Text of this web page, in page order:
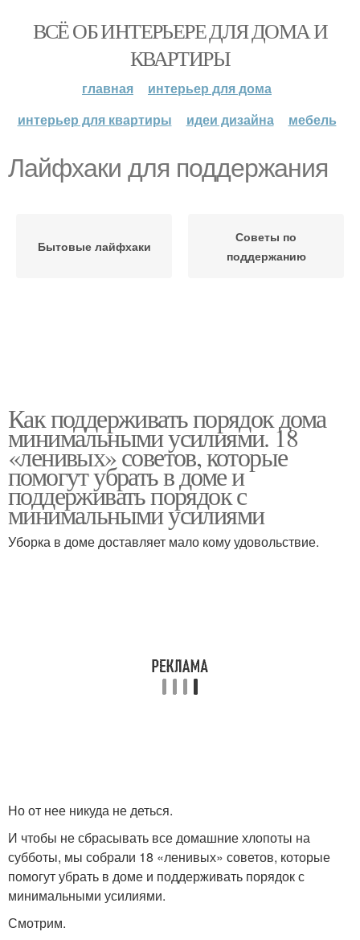
ВСЁ ОБ ИНТЕРЬЕРЕ ДЛЯ ДОМА И
КВАРТИРЫ
главная
интерьер для дома
интерьер для квартиры
идеи дизайна мебель
Лайфхаки для поддержания
Бытовые лайфхаки
Советы по
поддержанию
Как поддерживать порядок дома
минимальными усилиями. 18
«ленивых» советов, которые
помогут убрать в доме и
поддерживать порядок с
минимальными усилиями
Уборка в доме доставляет мало кому удовольствие.
Но от нее никуда не деться.
И чтобы не сбрасывать все домашние хлопоты на
субботы, мы собрали 18 «ленивых» советов, которые
помогут убрать в доме и поддерживать порядок с
минимальными усилиями.
Смотрим.